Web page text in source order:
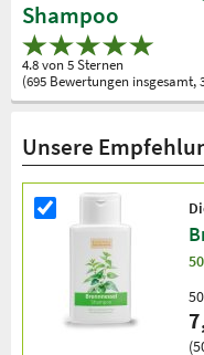
Shampoo
4.8 von 5 Sternen
(695 Bewertungen insgesamt,
Unsere